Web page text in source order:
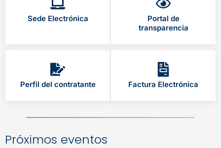
Sede Electrónica
Portal de
transparencia
Perfil del contratante Factura Electrónica
Próximos eventos